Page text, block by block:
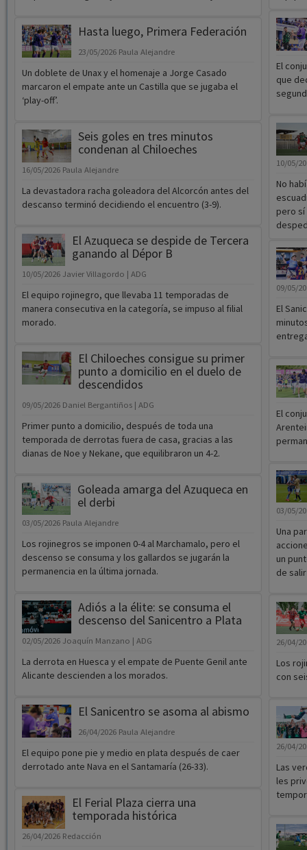
Hasta luego, Primera Federación
23/05/2026 Paula Alejandre
Un doblete de Unax y el homenaje a Jorge Casado
marcaron el empate ante un Castilla que se jugaba el
‘play-off’.
Seis goles en tres minutos
condenan al Chiloeches
16/05/2026 Paula Alejandre
La devastadora racha goleadora del Alcorcón antes del
descanso terminó decidiendo el encuentro (3-9).
El Azuqueca se despide de Tercera
ganando al Dépor B
10/05/2026 Javier Villagordo | ADG
El equipo rojinegro, que llevaba 11 temporadas de
manera consecutiva en la categoría, se impuso al filial
morado.
El Chiloeches consigue su primer
punto a domicilio en el duelo de
descendidos
09/05/2026 Daniel Bergantiños | ADG
Primer punto a domicilio, después de toda una
temporada de derrotas fuera de casa, gracias a las
dianas de Noe y Nekane, que equilibraron un 4-2.
Goleada amarga del Azuqueca en
el derbi
03/05/2026 Paula Alejandre
Los rojinegros se imponen 0-4 al Marchamalo, pero el
descenso se consuma y los gallardos se jugarán la
permanencia en la última jornada.
Adiós a la élite: se consuma el
descenso del Sanicentro a Plata
02/05/2026 Joaquín Manzano | ADG
La derrota en Huesca y el empate de Puente Genil ante
Alicante descienden a los morados.
El Sanicentro se asoma al abismo
26/04/2026 Paula Alejandre
El equipo pone pie y medio en plata después de caer
derrotado ante Nava en el Santamaría (26-33).
El Ferial Plaza cierra una
temporada histórica
26/04/2026 Redacción
El
que
10/05/
No
pero
09/05/
El
El
03/05/
Una
un
de
26/04/
Los
con
26/04/
Las
les